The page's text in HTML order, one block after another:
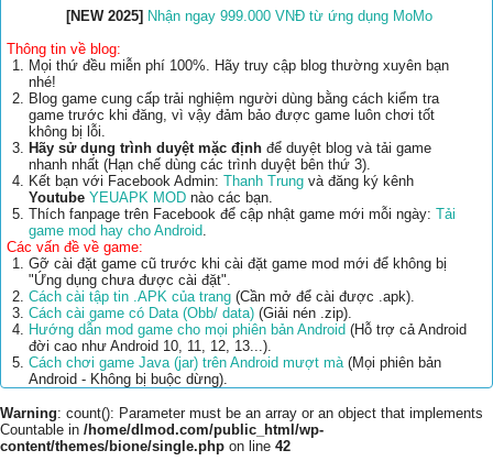
[NEW 2025] Nhận ngay 999.000 VNĐ từ ứng dụng MoMo
Thông tin về blog:
Mọi thứ đều miễn phí 100%. Hãy truy cập blog thường xuyên bạn
nhé!
Blog game cung cấp trải nghiệm người dùng bằng cách kiểm tra
game trước khi đăng, vì vậy đảm bảo được game luôn chơi tốt
không bị lỗi.
Hãy sử dụng trình duyệt mặc định để duyệt blog và tải game
nhanh nhất (Hạn chế dùng các trình duyệt bên thứ 3).
Kết bạn với Facebook Admin: Thanh Trung và đăng ký kênh
Youtube YEUAPK MOD nào các bạn.
Thích fanpage trên Facebook để cập nhật game mới mỗi ngày: Tải
game mod hay cho Android.
Các vấn đề về game:
Gỡ cài đặt game cũ trước khi cài đặt game mod mới để không bị
"Ứng dụng chưa được cài đặt".
Cách cài tập tin .APK của trang (Cần mở để cài được .apk).
Cách cài game có Data (Obb/ data) (Giải nén .zip).
Hướng dẫn mod game cho mọi phiên bản Android (Hỗ trợ cả Android
đời cao như Android 10, 11, 12, 13...).
Cách chơi game Java (jar) trên Android mượt mà(Mọi phiên bản
Android - Không bị buộc dừng).
Warning: count(): Parameter must be an array or an object that implements
Countable in /home/dlmod.com/public_html/wp-
content/themes/bione/single.php on line 42